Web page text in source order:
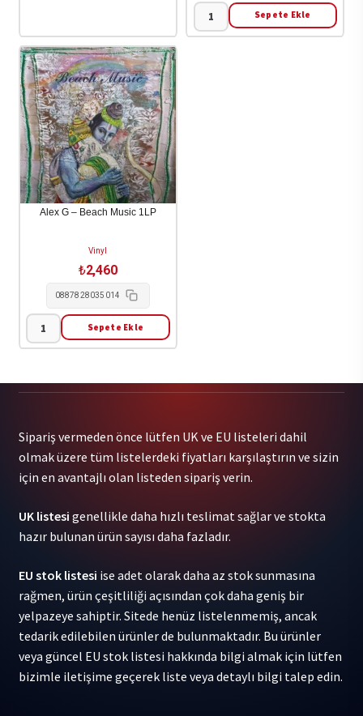
$Uicideboy$
Sepete Ekle
Alex G – Beach Music 1LP
Vinyl
₺2,460
0887828035014
Alex
1LP
adet
Sepete Ekle
Sipariş vermeden önce lütfen UK ve EU listeleri dahil
olmak üzere tüm listelerdeki fiyatları karşılaştırın ve sizin
için en avantajlı olan listeden sipariş verin.
UK listesi genellikle daha hızlı teslimat sağlar ve stokta
hazır bulunan ürün sayısı daha fazladır.
EU stok listesi ise adet olarak daha az stok sunmasına
rağmen, ürün çeşitliliği açısından çok daha geniş bir
yelpazeye sahiptir. Sitede henüz listelenmemiş, ancak
tedarik edilebilen ürünler de bulunmaktadır. Bu ürünler
veya güncel EU stok listesi hakkında bilgi almak için lütfen
bizimle iletişime geçerek liste veya detaylı bilgi talep edin.